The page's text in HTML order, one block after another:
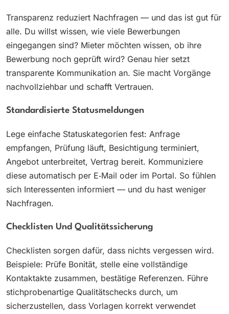
Transparenz reduziert Nachfragen — und das ist gut für
alle. Du willst wissen, wie viele Bewerbungen
eingegangen sind? Mieter möchten wissen, ob ihre
Bewerbung noch geprüft wird? Genau hier setzt
transparente Kommunikation an. Sie macht Vorgänge
nachvollziehbar und schafft Vertrauen.
Standardisierte Statusmeldungen
Lege einfache Statuskategorien fest: Anfrage
empfangen, Prüfung läuft, Besichtigung terminiert,
Angebot unterbreitet, Vertrag bereit. Kommuniziere
diese automatisch per E‑Mail oder im Portal. So fühlen
sich Interessenten informiert — und du hast weniger
Nachfragen.
Checklisten Und Qualitätssicherung
Checklisten sorgen dafür, dass nichts vergessen wird.
Beispiele: Prüfe Bonität, stelle eine vollständige
Kontaktakte zusammen, bestätige Referenzen. Führe
stichprobenartige Qualitätschecks durch, um
sicherzustellen, dass Vorlagen korrekt verwendet